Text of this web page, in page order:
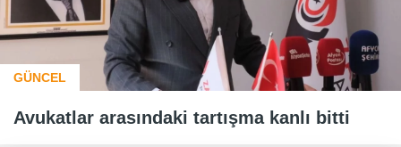
GÜNCEL
Avukatlar arasındaki tartışma kanlı bitti